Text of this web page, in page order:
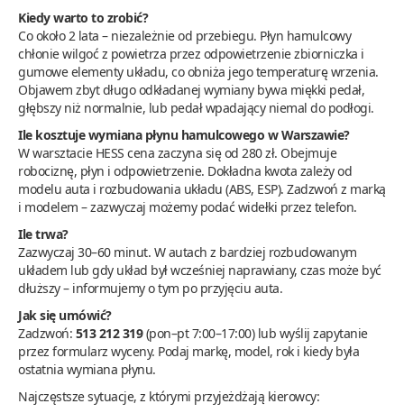
Kiedy warto to zrobić?
Co około 2 lata – niezależnie od przebiegu. Płyn hamulcowy
chłonie wilgoć z powietrza przez odpowietrzenie zbiorniczka i
gumowe elementy układu, co obniża jego temperaturę wrzenia.
Objawem zbyt długo odkładanej wymiany bywa miękki pedał,
głębszy niż normalnie, lub pedał wpadający niemal do podłogi.
Ile kosztuje wymiana płynu hamulcowego w Warszawie?
W warsztacie HESS cena zaczyna się od 280 zł. Obejmuje
robociznę, płyn i odpowietrzenie. Dokładna kwota zależy od
modelu auta i rozbudowania układu (ABS, ESP). Zadzwoń z marką
i modelem – zazwyczaj możemy podać widełki przez telefon.
Ile trwa?
Zazwyczaj 30–60 minut. W autach z bardziej rozbudowanym
układem lub gdy układ był wcześniej naprawiany, czas może być
dłuższy – informujemy o tym po przyjęciu auta.
Jak się umówić?
Zadzwoń: 513 212 319(pon–pt 7:00–17:00) lub wyślij zapytanie
przez formularz wyceny. Podaj markę, model, rok i kiedy była
ostatnia wymiana płynu.
Najczęstsze sytuacje, z którymi przyjeżdżają kierowcy: